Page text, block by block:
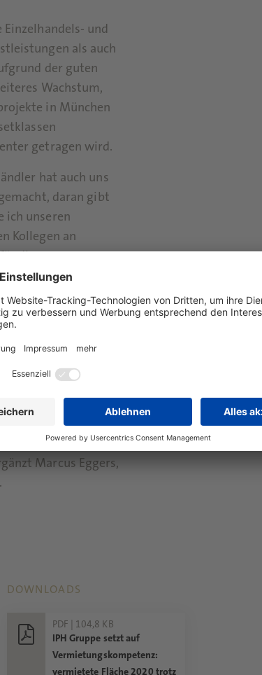
und
als auch
der guten
Wachstum,
in München
getragen wird.
hat auch uns
daran gibt
ich unseren
Kollegen an
die
Lars Jähnichen
in diesen
wird für Kunden
wenn sie
uns für
Kreativität,
bundesweiten,
Marcus Eggers,
DOWNLOADS
PDF | 104,8 KB
IPH Gruppe setzt auf
Vermietungskompetenz:
vermietete Fläche 2020 trotz